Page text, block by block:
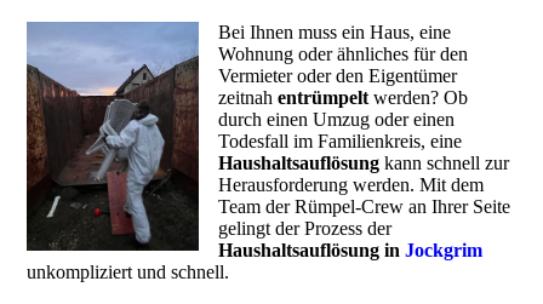
Bei Ihnen muss ein Haus, eine
Wohnung oder ähnliches für den
Vermieter oder den Eigentümer
zeitnah entrümpeltwerden? Ob
durch einen Umzug oder einen
Todesfall im Familienkreis, eine
Haushaltsauflösungkann schnell zur
Herausforderung werden. Mit dem
Team der Rümpel-Crew an Ihrer Seite
gelingt der Prozess der
Haushaltsauflösung in Jockgrim
unkompliziert und schnell.